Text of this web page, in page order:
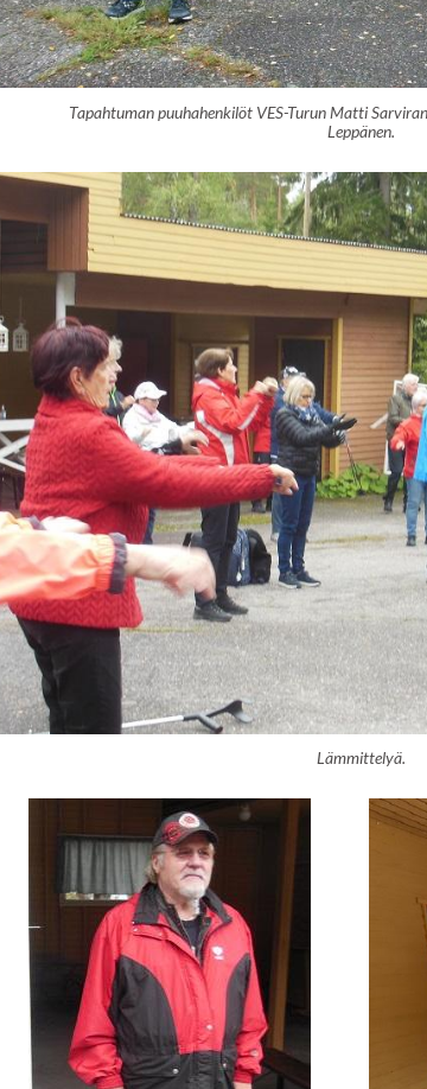
Tapahtuman puuhahenkilöt VES-Turun Matti
Leppänen.
Lämmittelyä.